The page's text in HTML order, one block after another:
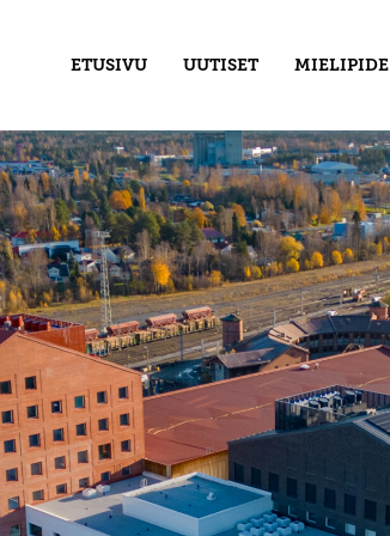
ETUSIVU UUTISET MIELIPIDE